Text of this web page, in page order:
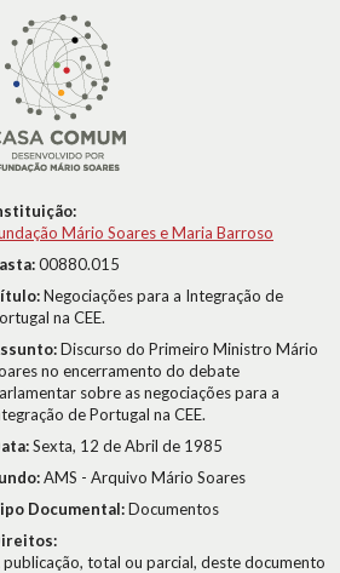
Mário Soares e Maria Barroso
00880.015
Negociações para a Integração de
na CEE.
Discurso do Primeiro Ministro Mário
no encerramento do debate
sobre as negociações para a
de Portugal na CEE.
Sexta, 12 de Abril de 1985
AMS - Arquivo Mário Soares
Documental:Documentos
publicação, total ou parcial, deste documento